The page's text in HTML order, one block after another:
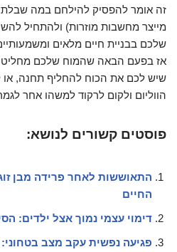
זה אומר להפסיק להילחם במה
מייצר מחשבות מוזרות) ולהתחיל
שלכם בבניית חיים מלאים
אז בפעם הבאה שהמוח שלכם מחליט
שיש לכם את הכוח להחליף תחנה, או
הווליום ולקום לרקוד למשהו אחר
פוסטים קשורים לנושא:
התאוששות לאחר פרידה מבן
החיים
דימוי עצמי נמוך אצל ילדים:
פגיעה נפשית עקב מצב